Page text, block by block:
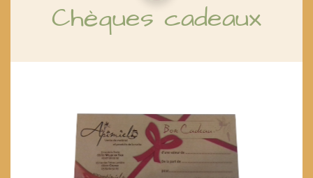
Chèques cadeaux